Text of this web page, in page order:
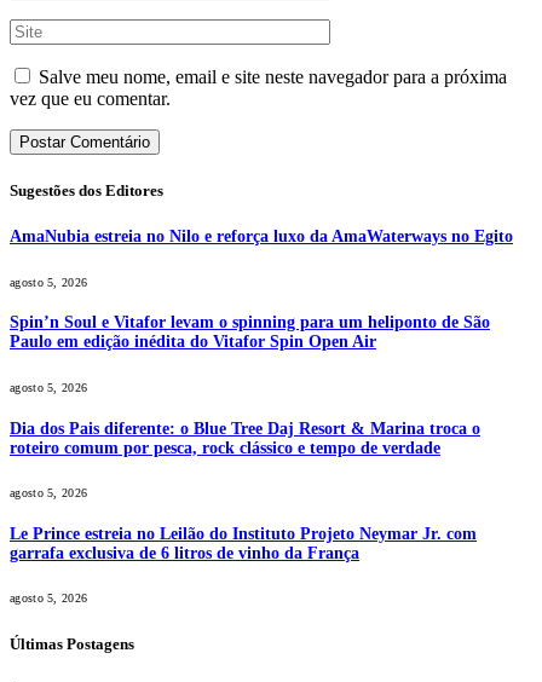
Salve meu nome, email e site neste navegador para a próxima
vez que eu comentar.
Sugestões dos Editores
AmaNubia estreia no Nilo e reforça luxo da AmaWaterways no Egito
agosto 5, 2026
Spin’n Soul e Vitafor levam o spinning para um heliponto de São
Paulo em edição inédita do Vitafor Spin Open Air
agosto 5, 2026
Dia dos Pais diferente: o Blue Tree Daj Resort & Marina troca o
roteiro comum por pesca, rock clássico e tempo de verdade
agosto 5, 2026
Le Prince estreia no Leilão do Instituto Projeto Neymar Jr. com
garrafa exclusiva de 6 litros de vinho da França
agosto 5, 2026
Últimas Postagens